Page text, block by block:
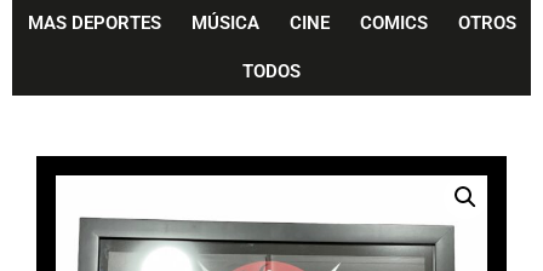
MAS DEPORTES MÚSICA CINE COMICS OTROS
TODOS